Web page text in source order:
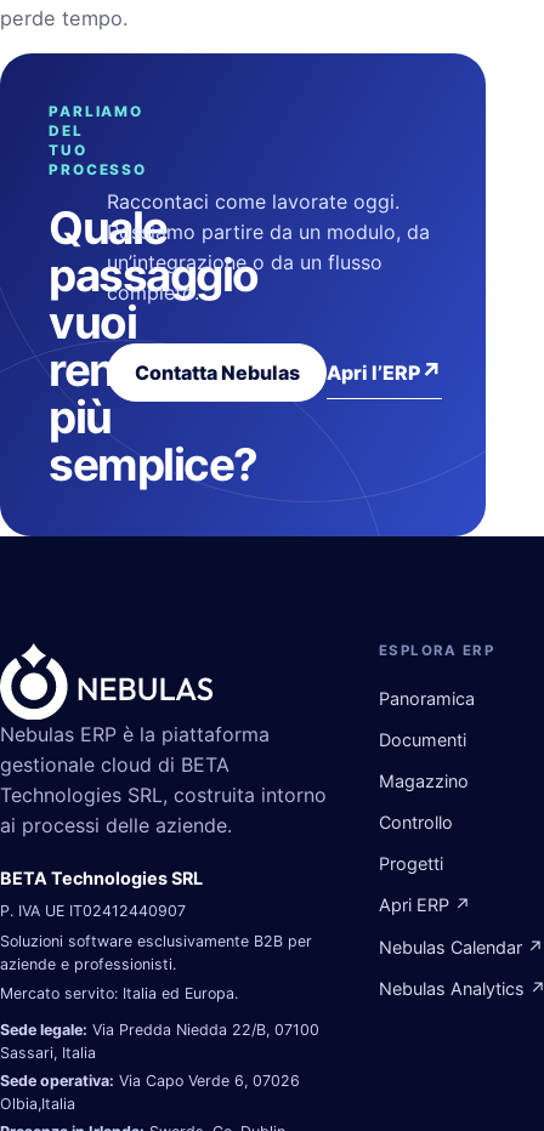
perde tempo.
PARLIAMO
DEL
TUO
PROCESSO
Quale
passaggio
vuoi
rendere
più
semplice?
Raccontaci come lavorate oggi.
Possiamo partire da un modulo, da
un’integrazione o da un flusso
completo.
Contatta Nebulas Apri l’ERP ↗
Nebulas ERP è la piattaforma
gestionale cloud di BETA
Technologies SRL, costruita intorno
ai processi delle aziende.
BETA Technologies SRL
P. IVA UE IT02412440907
Soluzioni software esclusivamente B2B per
aziende e professionisti.
Mercato servito: Italia ed Europa.
Sede legale: Via Predda Niedda 22/B, 07100
Sassari, Italia
Sede operativa: Via Capo Verde 6, 07026
Olbia,Italia
ESPLORA ERP
Panoramica
Documenti
Magazzino
Controllo
Progetti
Apri ERP ↗
Nebulas Calendar ↗
Nebulas Analytics